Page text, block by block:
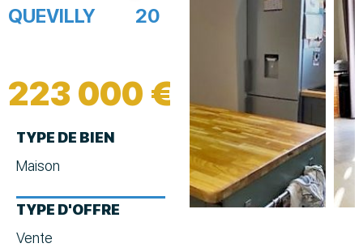
QUEVILLY
20
223 000 €
TYPE DE BIEN
Maison
TYPE D'OFFRE
Vente